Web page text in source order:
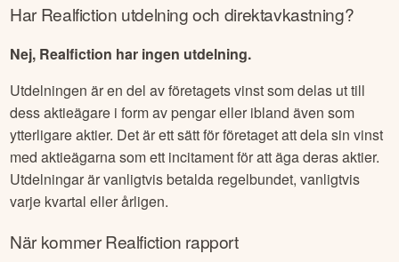
HarRealfiction utdelning och direktavkastning?
Nej, Realfiction har ingen utdelning.
Utdelningen är en del av företagets vinst som delas ut till
dess aktieägare i form av pengar eller ibland även som
ytterligare aktier. Det är ett sätt för företaget att dela sin vinst
med aktieägarna som ett incitament för att äga deras aktier.
Utdelningar är vanligtvis betalda regelbundet, vanligtvis
varje kvartal eller årligen.
När kommerRealfiction rapport